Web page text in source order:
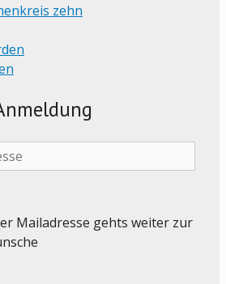
zehn
Mailadresse gehts weiter zur